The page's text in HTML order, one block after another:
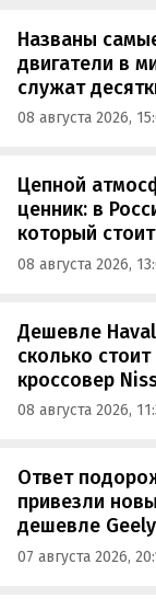
Названы
двигатели в
служат
08 августа 2026,
Цепной
ценник: в
который
08 августа 2026,
Дешевле
сколько
кроссовер
08 августа 2026,
Ответ
привезли
дешевле
07 августа 2026,